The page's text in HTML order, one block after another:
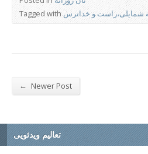
Tagged withشمایلی،راست و خداترس
← Newer Post
تعالیم ویدئویی